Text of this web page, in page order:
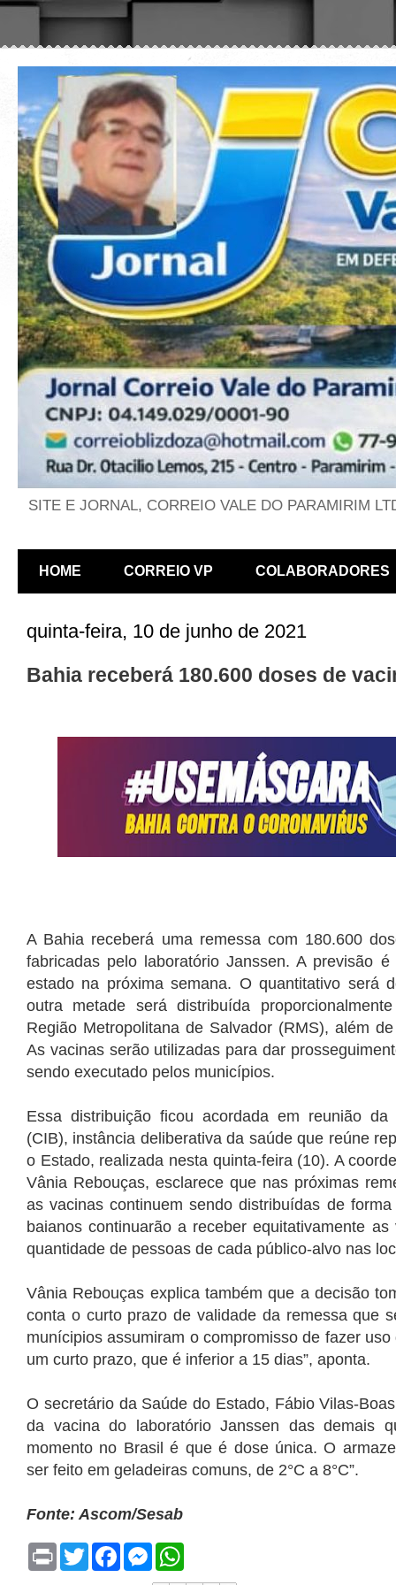
SITE E JORNAL, CORREIO VALE DO PARAMIRIM
HOME CORREIO VP COLABORADORES
quinta-feira, 10 de junho de 2021
Bahia receberá 180.600 doses de
A Bahia receberá uma remessa com 180.600
fabricadas pelo laboratório Janssen. A previsão
estado na próxima semana. O quantitativo será
outra metade será distribuída
Região Metropolitana de Salvador (RMS), além
As vacinas serão utilizadas para dar
sendo executado pelos municípios.
Essa distribuição ficou acordada em reunião da
(CIB), instância deliberativa da saúde que reúne
o Estado, realizada nesta quinta-feira (10). A
Vânia Rebouças, esclarece que nas próximas
as vacinas continuem sendo distribuídas de
baianos continuarão a receber equitativamente
quantidade de pessoas de cada público-alvo nas
Vânia Rebouças explica também que a decisão
conta o curto prazo de validade da remessa que
munícipios assumiram o compromisso de fazer
um curto prazo, que é inferior a 15 dias”, aponta.
O secretário da Saúde do Estado, Fábio Vilas-
da vacina do laboratório Janssen das demais
momento no Brasil é que é dose única. O
ser feito em geladeiras comuns, de 2°C a 8°C”.
Fonte: Ascom/Sesab
P
T
w
F
M